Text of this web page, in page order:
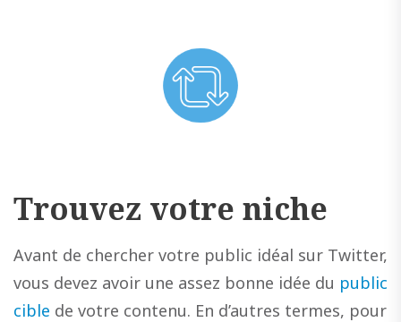
Trouvez votre niche
Avant de chercher votre public idéal sur Twitter,
vous devez avoir une assez bonne idée du public
cible de votre contenu. En d’autres termes, pour